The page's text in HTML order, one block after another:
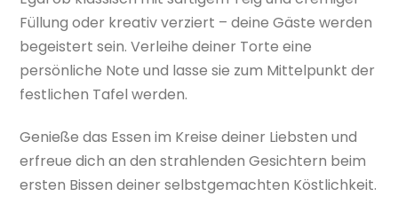
Füllung oder kreativ verziert – deine Gäste werden
begeistert sein. Verleihe deiner Torte eine
persönliche Note und lasse sie zum Mittelpunkt der
festlichen Tafel werden.
Genieße das Essen im Kreise deiner Liebsten und
erfreue dich an den strahlenden Gesichtern beim
ersten Bissen deiner selbstgemachten Köstlichkeit.